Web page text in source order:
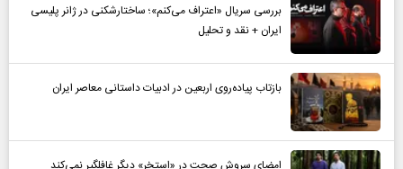
بررسی سریال «اعتراف می‌کنم»؛ ساختارشکنی در ژانر پلیسی
ایران + نقد و تحلیل
بازتاب پیاده‌روی اربعین در ادبیات داستانی معاصر ایران
امضای سروش صحت در «استخر» دیگر غافلگیر نمی‌کند